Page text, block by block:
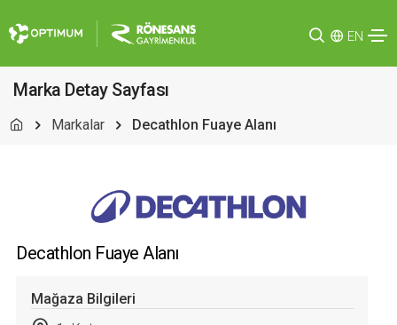
EN
Marka Detay Sayfası
Markalar Decathlon Fuaye Alanı
Decathlon Fuaye Alanı
Mağaza Bilgileri